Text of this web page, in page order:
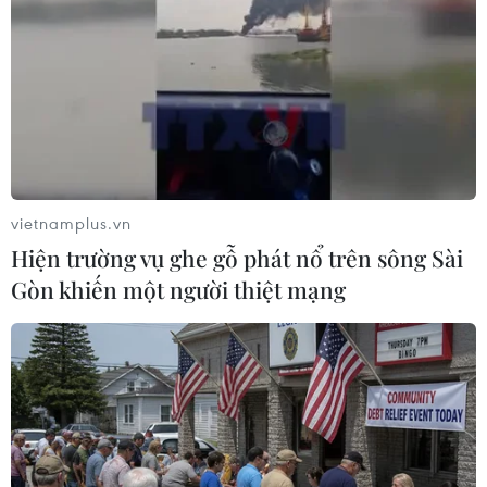
(Vietnam+)
#Kaka #Ronaldinho
#Copa America
#Chia tay Ronaldo
#Trả thù Hà Lan Anh Brazil
vietnamplus.vn
Hiện trường vụ ghe gỗ phát nổ trên sông Sài
Gòn khiến một người thiệt mạng